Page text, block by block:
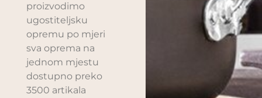
proizvodimo
ugostiteljsku
opremu po mjeri
sva oprema na
jednom mjestu
dostupno preko
3500 artikala